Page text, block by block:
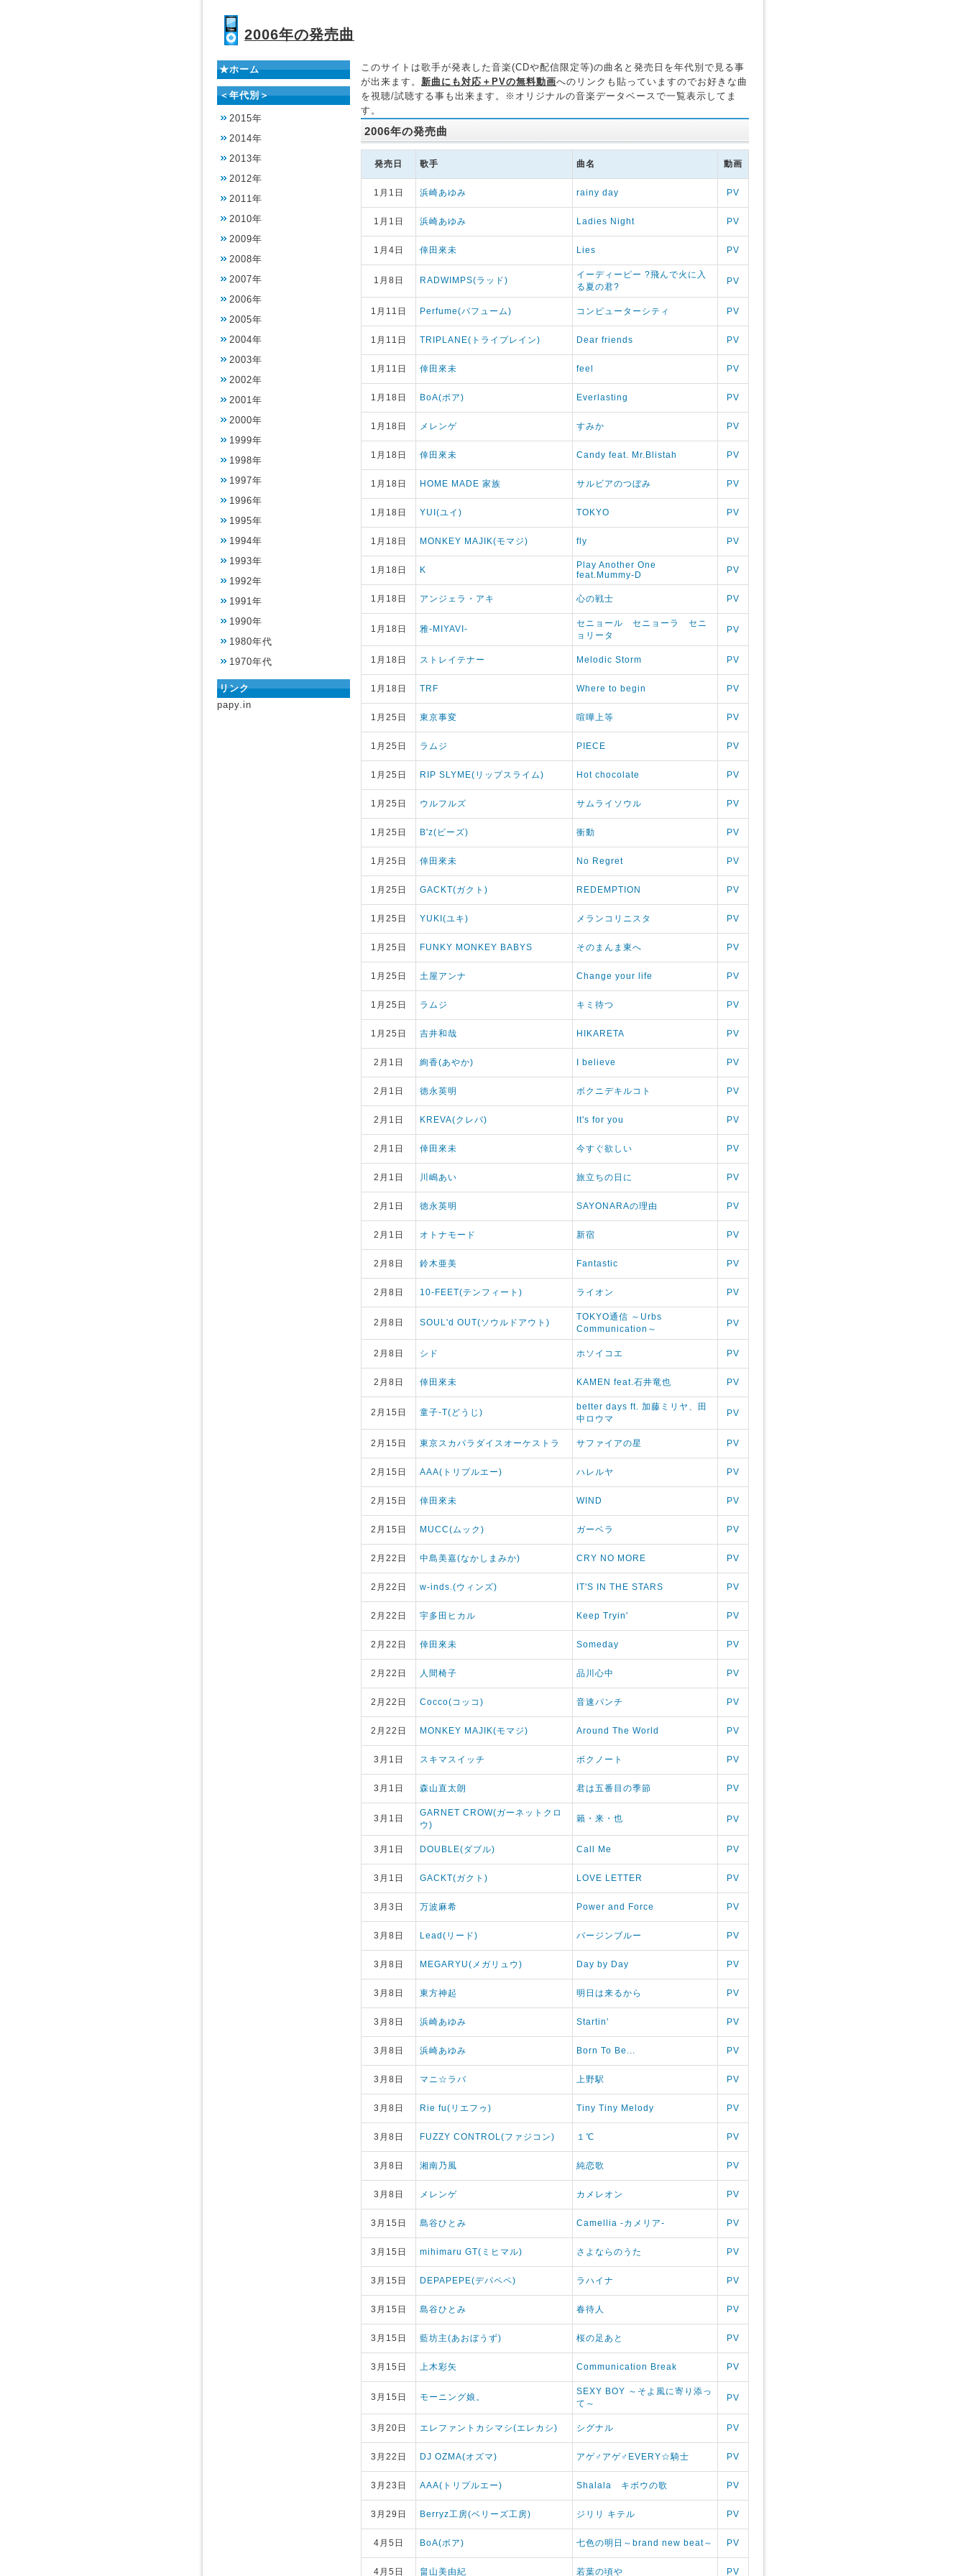
2006年の発売曲
★ホーム
＜年代別＞
2015年
2014年
2013年
2012年
2011年
2010年
2009年
2008年
2007年
2006年
2005年
2004年
2003年
2002年
2001年
2000年
1999年
1998年
1997年
1996年
1995年
1994年
1993年
1992年
1991年
1990年
1980年代
1970年代
リンク
papy.in
このサイトは歌手が発表した音楽(CDや配信限定等)の曲名と発売日を年代別で見る事
が出来ます。 新曲にも対応＋PVの無料動画へのリンクも貼っていますのでお好きな曲
を視聴/試聴する事も出来ます。※オリジナルの音楽データベースで一覧表示してま
す。
2006年の発売曲
発売日 歌手 曲名 動画
1月1日 浜崎あゆみ rainy day PV
1月1日 浜崎あゆみ Ladies Night PV
1月4日 倖田來未 Lies PV
1月8日 RADWIMPS(ラッド)
イーディーピー ?飛んで火に入
る夏の君?
PV
1月11日 Perfume(パフューム) コンピューターシティ PV
1月11日 TRIPLANE(トライプレイン) Dear friends PV
1月11日 倖田來未 feel PV
1月18日 BoA(ボア) Everlasting PV
1月18日 メレンゲ すみか PV
1月18日 倖田來未 Candy feat. Mr.Blistah PV
1月18日 HOME MADE 家族 サルビアのつぼみ PV
1月18日 YUI(ユイ) TOKYO PV
1月18日 MONKEY MAJIK(モマジ) fly PV
1月18日 K
Play Another One
feat.Mummy-D
PV
1月18日 アンジェラ・アキ 心の戦士 PV
1月18日 雅-MIYAVI-
セニョール セニョーラ セニ
ョリータ
PV
1月18日 ストレイテナー Melodic Storm PV
1月18日 TRF Where to begin PV
1月25日 東京事変 喧嘩上等 PV
1月25日 ラムジ PIECE PV
1月25日 RIP SLYME(リップスライム) Hot chocolate PV
1月25日 ウルフルズ サムライソウル PV
1月25日 B'z(ビーズ) 衝動 PV
1月25日 倖田來未 No Regret PV
1月25日 GACKT(ガクト) REDEMPTION PV
1月25日 YUKI(ユキ) メランコリニスタ PV
1月25日 FUNKY MONKEY BABYS そのまんま東へ PV
1月25日 土屋アンナ Change your life PV
1月25日 ラムジ キミ待つ PV
1月25日 吉井和哉 HIKARETA PV
2月1日 絢香(あやか) I believe PV
2月1日 徳永英明 ボクニデキルコト PV
2月1日 KREVA(クレバ) It's for you PV
2月1日 倖田來未 今すぐ欲しい PV
2月1日 川嶋あい 旅立ちの日に PV
2月1日 徳永英明 SAYONARAの理由 PV
2月1日 オトナモード 新宿 PV
2月8日 鈴木亜美 Fantastic PV
2月8日 10-FEET(テンフィート) ライオン PV
2月8日 SOUL'd OUT(ソウルドアウト)
TOKYO通信 ～Urbs
Communication～
PV
2月8日 シド ホソイコエ PV
2月8日 倖田來未 KAMEN feat.石井竜也 PV
2月15日 童子-T(どうじ)
better days ft. 加藤ミリヤ、田
中ロウマ
PV
2月15日 東京スカパラダイスオーケストラ サファイアの星 PV
2月15日 AAA(トリプルエー) ハレルヤ PV
2月15日 倖田來未 WIND PV
2月15日 MUCC(ムック) ガーベラ PV
2月22日 中島美嘉(なかしまみか) CRY NO MORE PV
2月22日 w-inds.(ウィンズ) IT'S IN THE STARS PV
2月22日 宇多田ヒカル Keep Tryin' PV
2月22日 倖田來未 Someday PV
2月22日 人間椅子 品川心中 PV
2月22日 Cocco(コッコ) 音速パンチ PV
2月22日 MONKEY MAJIK(モマジ) Around The World PV
3月1日 スキマスイッチ ボクノート PV
3月1日 森山直太朗 君は五番目の季節 PV
3月1日
GARNET CROW(ガーネットクロ
ウ)
籟・来・也 PV
3月1日 DOUBLE(ダブル) Call Me PV
3月1日 GACKT(ガクト) LOVE LETTER PV
3月3日 万波麻希 Power and Force PV
3月8日 Lead(リード) バージンブルー PV
3月8日 MEGARYU(メガリュウ) Day by Day PV
3月8日 東方神起 明日は来るから PV
3月8日 浜崎あゆみ Startin' PV
3月8日 浜崎あゆみ Born To Be... PV
3月8日 マニ☆ラバ 上野駅 PV
3月8日 Rie fu(リエフゥ) Tiny Tiny Melody PV
3月8日 FUZZY CONTROL(ファジコン) １℃ PV
3月8日 湘南乃風 純恋歌 PV
3月8日 メレンゲ カメレオン PV
3月15日 島谷ひとみ Camellia -カメリア- PV
3月15日 mihimaru GT(ミヒマル) さよならのうた PV
3月15日 DEPAPEPE(デパペペ) ラハイナ PV
3月15日 島谷ひとみ 春待人 PV
3月15日 藍坊主(あおぼうず) 桜の足あと PV
3月15日 上木彩矢 Communication Break PV
3月15日 モーニング娘。
SEXY BOY ～そよ風に寄り添っ
て～
PV
3月20日 エレファントカシマシ(エレカシ) シグナル PV
3月22日 DJ OZMA(オズマ) アゲ♂アゲ♂EVERY☆騎士 PV
3月23日 AAA(トリプルエー) Shalala キボウの歌 PV
3月29日 Berryz工房(ベリーズ工房) ジリリ キテル PV
4月5日 BoA(ボア) 七色の明日～brand new beat～ PV
4月5日 畠山美由紀 若葉の頃や PV